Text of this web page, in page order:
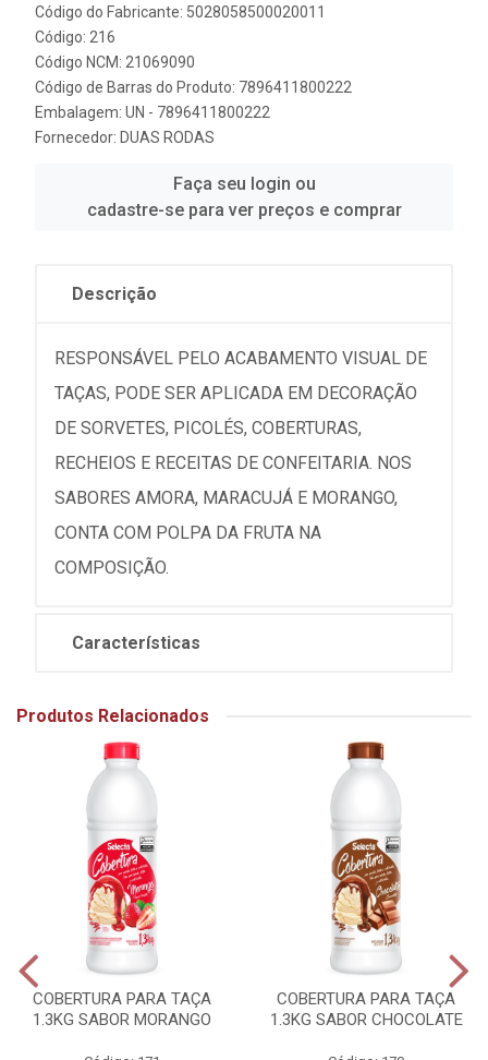
Código do Fabricante: 5028058500020011
Código: 216
Código NCM: 21069090
Código de Barras do Produto: 7896411800222
Embalagem: UN - 7896411800222
Fornecedor: DUAS RODAS
Faça seu login ou
cadastre-se para ver preços e comprar
Descrição
RESPONSÁVEL PELO ACABAMENTO VISUAL DE
TAÇAS, PODE SER APLICADA EM DECORAÇÃO
DE SORVETES, PICOLÉS, COBERTURAS,
RECHEIOS E RECEITAS DE CONFEITARIA. NOS
SABORES AMORA, MARACUJÁ E MORANGO,
CONTA COM POLPA DA FRUTA NA
COMPOSIÇÃO.
Características
Produtos Relacionados
COBERTURA PARA TAÇA
1.3KG SABOR MORANGO
COBERTURA PARA TAÇA
1.3KG SABOR CHOCOLATE